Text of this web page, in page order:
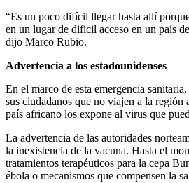
“Es un poco difícil llegar hasta allí
en un lugar de difícil acceso en un país
dijo Marco Rubio.
Advertencia a los estadounidenses
En el marco de esta emergencia
sus ciudadanos que no viajen a la región
país africano los expone al virus que
La advertencia de las autoridades
la inexistencia de la vacuna. Hasta el
tratamientos terapéuticos para la cepa
ébola o mecanismos que compensen la